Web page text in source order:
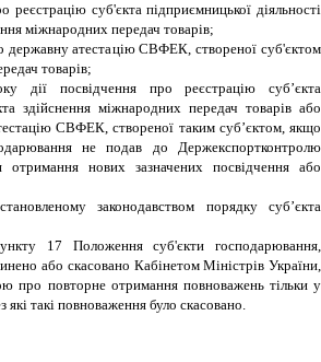
суб'єкта підприємницької діяльності
міжнародних передач товарів;
атестацію СВФЕК, створеної суб'єктом
товарів;
посвідчення про реєстрацію суб’єкта
здійснення міжнародних передач товарів або
СВФЕК, створеної таким суб’єктом, якщо
не подав до Держекспортконтролю
отримання нових зазначених посвідчення або
законодавством порядку суб’єкта
17 Положення суб'єкти господарювання,
або скасовано Кабінетом Міністрів України,
про повторне отримання повноважень тільки у
які такі повноваження було скасовано.